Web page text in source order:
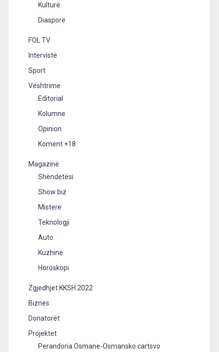
Kulturë
Diasporë
FOL TV
Intervistë
Sport
Vështrime
Editorial
Kolumne
Opinion
Koment +18
Magazinë
Shëndetësi
Show biz
Mistere
Teknologji
Auto
Kuzhinë
Horoskopi
Zgjedhjet KKSH 2022
Biznes
Donatorët
Projektet
Perandoria Osmane-Osmansko cartsvo